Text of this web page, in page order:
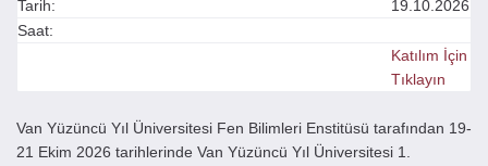
Tarih:
19.10.2026
Saat:
Katılım İçin
Tıklayın
Van Yüzüncü Yıl Üniversitesi Fen Bilimleri Enstitüsü tarafından 19-
21 Ekim 2026 tarihlerinde Van Yüzüncü Yıl Üniversitesi 1.